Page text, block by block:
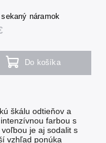
náramok
Do košíka
škálu odtieňov a
farbou s
je aj sodalit s
vzhľad ponúka